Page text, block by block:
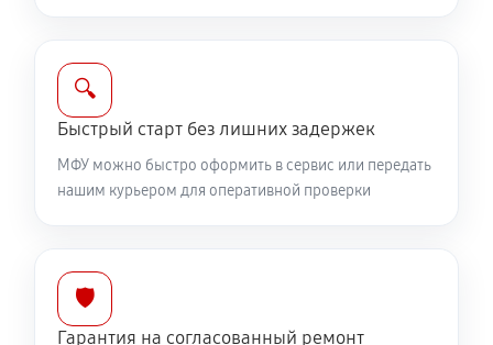
🔍
Быстрый старт без лишних задержек
МФУ можно быстро оформить в сервис или передать
нашим курьером для оперативной проверки
🛡️
Гарантия на согласованный ремонт